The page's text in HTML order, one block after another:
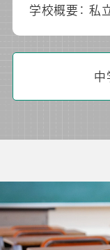
学校概要： 私
中